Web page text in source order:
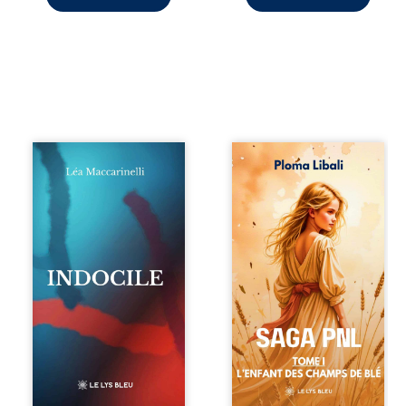
Quatre parties.
Quatre refus.
Quatre visages
d’une existence en
friction. Entre les
silences qu’on ne
déchiffre pas, les
amours qu’on
dérange, les corps
qu’on administre
et les liens qu’on
sabote, cet
ouvrage parle à
vivent trop fort,
trop vrai, trop tôt.
Autrefois, les
champs d’Atlantis
vibraient sous le
vent et les enfants
couraient dans les
blés. Puis la
couronne plia le
genou, livrant son
peuple à l’ombre
d’Ivorny. À Atove,
Luwel aurait pu
disparaître dans
les ruines de son
destin ; pourtant,
sous les pierres
d’un temple